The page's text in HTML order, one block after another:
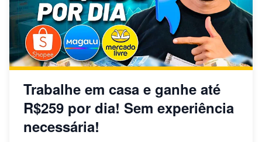
Trabalhe em casa e ganhe até
R$259 por dia! Sem experiência
necessária!